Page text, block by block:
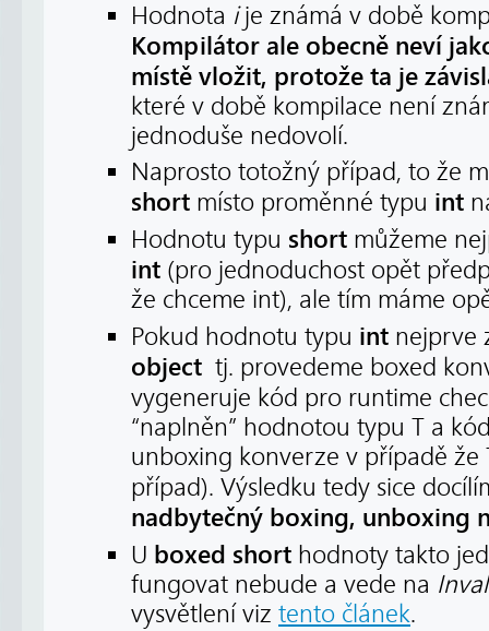
Hodnota ije známá v době
Kompilátor ale obecně neví
místě vložit, protože ta je
které v době kompilace není
jednoduše nedovolí.
Naprosto totožný případ, to že
short místo proměnné typu int
Hodnotu typu short můžeme
int (pro jednoduchost opět
že chceme int), ale tím máme
Pokud hodnotu typu int nejprve
object tj. provedeme boxed
vygeneruje kód pro runtime
“naplněn” hodnotou typu T a
unboxing konverze v případě
případ). Výsledku tedy sice
nadbytečný boxing, unboxing
U boxed short hodnoty takto
fungovat nebude a vede na
vysvětlení viz tento článek.